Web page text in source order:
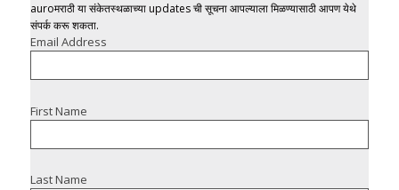
auroमराठी या संकेतस्थळाच्या updates ची सूचना आपल्याला मिळण्यासाठी आपण येथे
संपर्क करू शकता.
Email Address
First Name
Last Name